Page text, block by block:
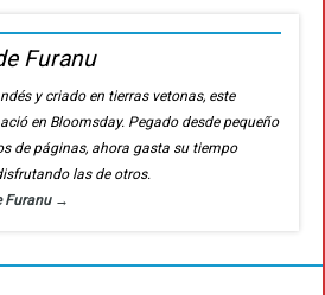
Furanu
y criado en tierras vetonas, este
en Bloomsday. Pegado desde pequeño
de páginas, ahora gasta su tiempo
las de otros.
Furanu →